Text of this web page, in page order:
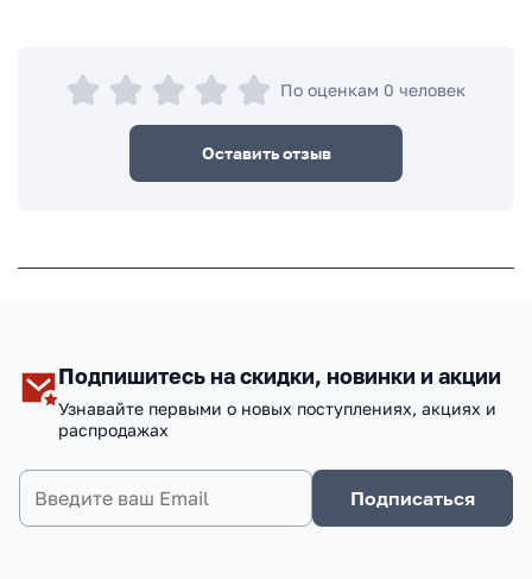
По оценкам 0 человек
Оставить отзыв
Подпишитесь на скидки, новинки и акции
Узнавайте первыми о новых поступлениях, акциях и
распродажах
Подписаться